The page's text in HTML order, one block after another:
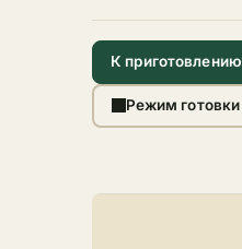
К приготовлению
Режим готовки